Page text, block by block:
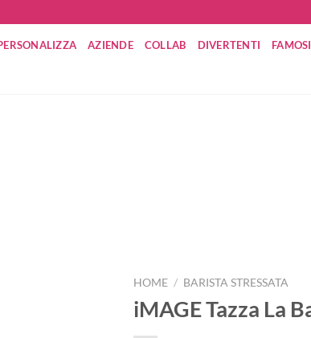
AZIENDE COLLAB DIVERTENTI FAMOSI
HOME / BARISTA STRESSATA
iMAGE Tazza La